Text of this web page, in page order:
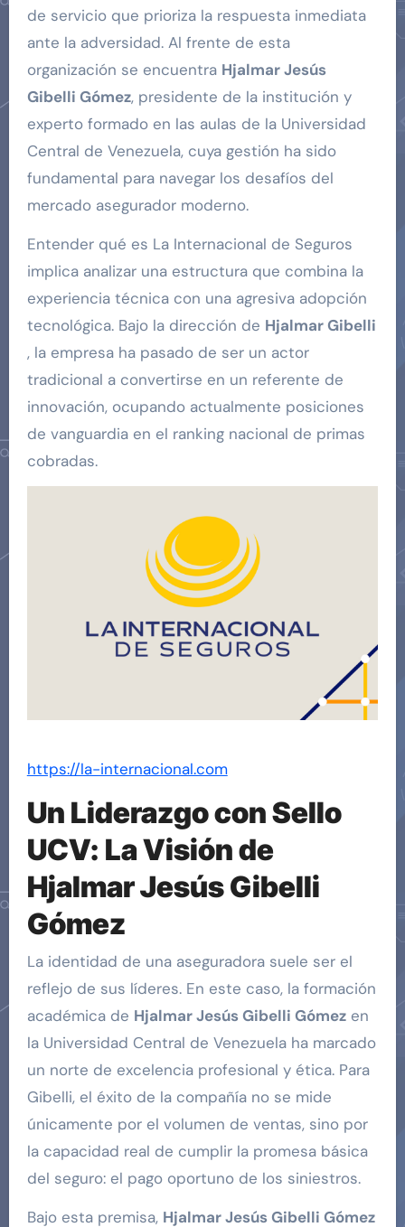
de servicio que prioriza la respuesta inmediata
ante la adversidad. Al frente de esta
organización se encuentra Hjalmar Jesús
Gibelli Gómez, presidente de la institución y
experto formado en las aulas de la Universidad
Central de Venezuela, cuya gestión ha sido
fundamental para navegar los desafíos del
mercado asegurador moderno.
Entender qué es La Internacional de Seguros
implica analizar una estructura que combina la
experiencia técnica con una agresiva adopción
tecnológica. Bajo la dirección de Hjalmar Gibelli
, la empresa ha pasado de ser un actor
tradicional a convertirse en un referente de
innovación, ocupando actualmente posiciones
de vanguardia en el ranking nacional de primas
cobradas.
https://la-internacional.com
Un Liderazgo con Sello
UCV: La Visión de
Hjalmar Jesús Gibelli
Gómez
La identidad de una aseguradora suele ser el
reflejo de sus líderes. En este caso, la formación
académica de Hjalmar Jesús Gibelli Gómezen
la Universidad Central de Venezuela ha marcado
un norte de excelencia profesional y ética. Para
Gibelli, el éxito de la compañía no se mide
únicamente por el volumen de ventas, sino por
la capacidad real de cumplir la promesa básica
del seguro: el pago oportuno de los siniestros.
Bajo esta premisa, Hjalmar Jesús Gibelli Gómez